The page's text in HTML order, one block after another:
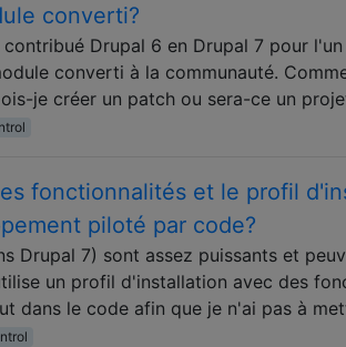
converti?
Drupal 6 en Drupal 7 pour
converti à la communauté.
je créer un patch ou sera-ce un
fonctionnalités et le profil
piloté par code?
Drupal 7) sont assez puissants et
un profil d'installation avec des
dans le code afin que je n'ai pas à